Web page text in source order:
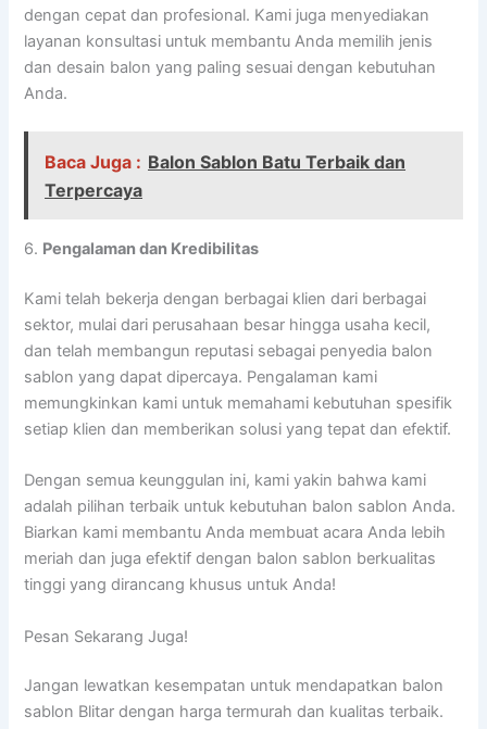
dengan cepat dan profesional. Kami juga menyediakan
layanan konsultasi untuk membantu Anda memilih jenis
dan desain balon yang paling sesuai dengan kebutuhan
Anda.
Baca Juga : Balon Sablon Batu Terbaik dan
Terpercaya
6. Pengalaman dan Kredibilitas
Kami telah bekerja dengan berbagai klien dari berbagai
sektor, mulai dari perusahaan besar hingga usaha kecil,
dan telah membangun reputasi sebagai penyedia balon
sablon yang dapat dipercaya. Pengalaman kami
memungkinkan kami untuk memahami kebutuhan spesifik
setiap klien dan memberikan solusi yang tepat dan efektif.
Dengan semua keunggulan ini, kami yakin bahwa kami
adalah pilihan terbaik untuk kebutuhan balon sablon Anda.
Biarkan kami membantu Anda membuat acara Anda lebih
meriah dan juga efektif dengan balon sablon berkualitas
tinggi yang dirancang khusus untuk Anda!
Pesan Sekarang Juga!
Jangan lewatkan kesempatan untuk mendapatkan balon
sablon Blitar dengan harga termurah dan kualitas terbaik.